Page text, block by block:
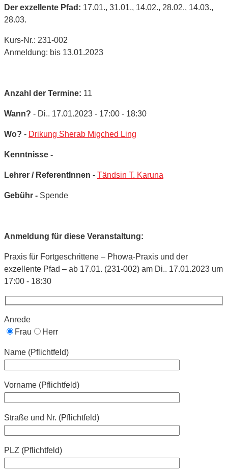
Der exzellente Pfad: 17.01., 31.01., 14.02., 28.02., 14.03.,
28.03.
Kurs-Nr.: 231-002
Anmeldung: bis 13.01.2023
Anzahl der Termine: 11
Wann? - Di.. 17.01.2023 - 17:00 - 18:30
Wo? - Drikung Sherab Migched Ling
Kenntnisse -
Lehrer / ReferentInnen - Tändsin T. Karuna
Gebühr - Spende
Anmeldung für diese Veranstaltung:
Praxis für Fortgeschrittene – Phowa-Praxis und der
exzellente Pfad – ab 17.01. (231-002) am Di.. 17.01.2023 um
17:00 - 18:30
Anrede
Frau
Herr
Name (Pflichtfeld)
Vorname (Pflichtfeld)
Straße und Nr. (Pflichtfeld)
PLZ (Pflichtfeld)